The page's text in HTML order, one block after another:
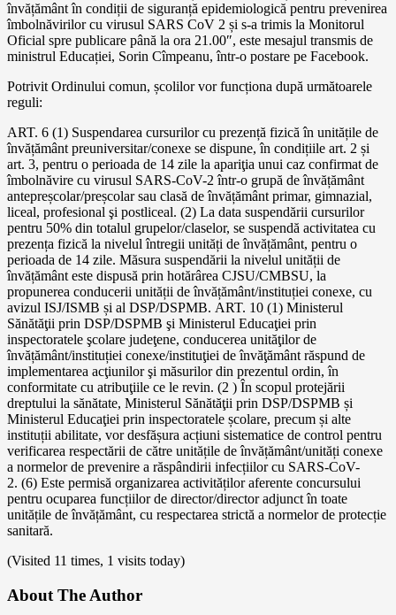
învățământ în condiții de siguranță epidemiologică pentru prevenirea
îmbolnăvirilor cu virusul SARS CoV 2 și s-a trimis la Monitorul
Oficial spre publicare până la ora 21.00″, este mesajul transmis de
ministrul Educației, Sorin Cîmpeanu, într-o postare pe Facebook.
Potrivit Ordinului comun, școlilor vor funcționa după următoarele
reguli:
ART. 6 (1) Suspendarea cursurilor cu prezență fizică în unitățile de
învățământ preuniversitar/conexe se dispune, în condițiile art. 2 și
art. 3, pentru o perioada de 14 zile la apariţia unui caz confirmat de
îmbolnăvire cu virusul SARS-CoV-2 într-o grupă de învățământ
antepreșcolar/preșcolar sau clasă de învățământ primar, gimnazial,
liceal, profesional şi postliceal. (2) La data suspendării cursurilor
pentru 50% din totalul grupelor/claselor, se suspendă activitatea cu
prezența fizică la nivelul întregii unități de învățământ, pentru o
perioada de 14 zile. Măsura suspendării la nivelul unității de
învățământ este dispusă prin hotărârea CJSU/CMBSU, la
propunerea conducerii unității de învățământ/instituției conexe, cu
avizul ISJ/ISMB și al DSP/DSPMB. ART. 10 (1) Ministerul
Sănătăţii prin DSP/DSPMB şi Ministerul Educaţiei prin
inspectoratele şcolare judeţene, conducerea unităţilor de
învățământ/instituției conexe/instituţiei de învăţământ răspund de
implementarea acţiunilor şi măsurilor din prezentul ordin, în
conformitate cu atribuţiile ce le revin. (2 ) În scopul protejării
dreptului la sănătate, Ministerul Sănătăţii prin DSP/DSPMB și
Ministerul Educaţiei prin inspectoratele școlare, precum și alte
instituții abilitate, vor desfășura acțiuni sistematice de control pentru
verificarea respectării de către unitățile de învățământ/unități conexe
a normelor de prevenire a răspândirii infecțiilor cu SARS-CoV-
2. (6) Este permisă organizarea activităților aferente concursului
pentru ocuparea funcțiilor de director/director adjunct în toate
unitățile de învățământ, cu respectarea strictă a normelor de protecție
sanitară.
(Visited 11 times, 1 visits today)
About The Author